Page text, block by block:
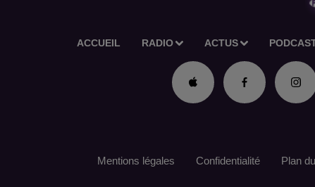
ACCUEIL RADIO ACTUS
Mentions légales Confidentialité Plan